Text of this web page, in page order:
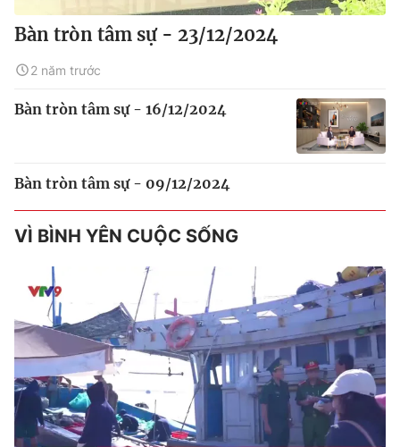
Bàn tròn tâm sự - 23/12/2024
2 năm trước
Bàn tròn tâm sự - 16/12/2024
Bàn tròn tâm sự - 09/12/2024
VÌ BÌNH YÊN CUỘC SỐNG